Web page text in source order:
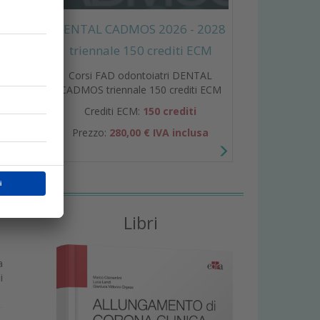
DENTAL CADMOS 2026 - 2028
triennale 150 crediti ECM
Corsi FAD odontoiatri DENTAL
CADMOS triennale 150 crediti ECM
Crediti ECM: 150 crediti
Prezzo: 280,00 € IVA inclusa
Libri